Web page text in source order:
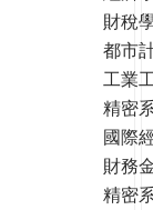
財稅
都市
工業
精密
國際
財務
精密